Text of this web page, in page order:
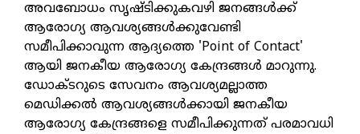
അവബോധം സൃഷ്ടിക്കുകവഴി ജനങ്ങള്‍ക്ക്
ആരോഗ്യ ആവശ്യങ്ങള്‍ക്കുവേണ്ടി
സമീപിക്കാവുന്ന ആദ്യത്തെ 'Point of Contact'
ആയി ജനകീയ ആരോഗ്യ കേന്ദ്രങ്ങള്‍ മാറുന്നു.
ഡോക്ടറുടെ സേവനം ആവശ്യമല്ലാത്ത
മെഡിക്കല്‍ ആവശ്യങ്ങള്‍ക്കായി ജനകീയ
ആരോഗ്യ കേന്ദ്രങ്ങളെ സമീപിക്കുന്നത് പരമാവധി